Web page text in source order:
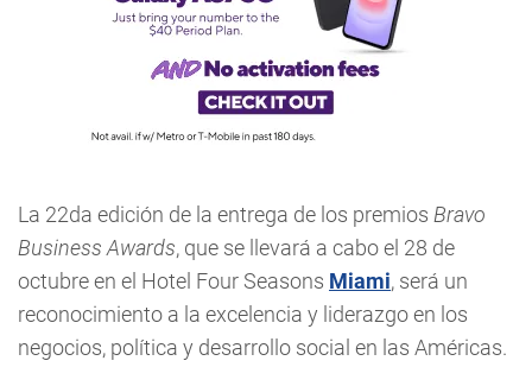
La 22da edición de la entrega de los premios Bravo
Business Awards, que se llevará a cabo el 28 de
octubre en el Hotel Four Seasons Miami, será un
reconocimiento a la excelencia y liderazgo en los
negocios, política y desarrollo social en las Américas.